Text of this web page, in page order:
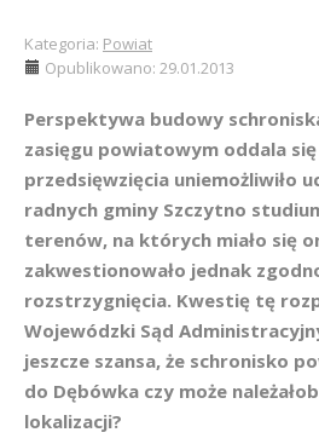
Kategoria: Powiat
Opublikowano: 29.01.2013
Perspektywa budowy
zasięgu powiatowym oddala się
przedsięwzięcia uniemożliwiło
radnych gminy Szczytno
terenów, na których miało się
zakwestionowało jednak
rozstrzygnięcia. Kwestię tę
Wojewódzki Sąd
jeszcze szansa, że schronisko
do Dębówka czy może
lokalizacji?